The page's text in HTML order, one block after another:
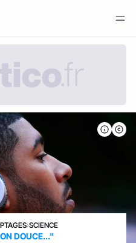
›SCIENCE
DOUCE..."